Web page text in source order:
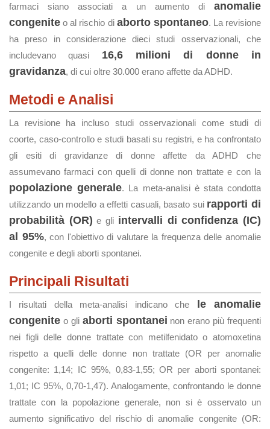
farmaci siano associati a un aumento di anomalie
congenite o al rischio di aborto spontaneo. La revisione
ha preso in considerazione dieci studi osservazionali, che
includevano quasi 16,6 milioni di donne in
gravidanza, di cui oltre 30.000 erano affette da ADHD.
Metodi e Analisi
La revisione ha incluso studi osservazionali come studi di
coorte, caso-controllo e studi basati su registri, e ha confrontato
gli esiti di gravidanze di donne affette da ADHD che
assumevano farmaci con quelli di donne non trattate e con la
popolazione generale. La meta-analisi è stata condotta
utilizzando un modello a effetti casuali, basato sui rapporti di
probabilità (OR) e gli intervalli di confidenza (IC)
al 95%, con l'obiettivo di valutare la frequenza delle anomalie
congenite e degli aborti spontanei.
Principali Risultati
I risultati della meta-analisi indicano che
le anomalie
congenite o gli aborti spontanei non erano più frequenti
nei figli delle donne trattate con metilfenidato o atomoxetina
rispetto a quelli delle donne non trattate (OR per anomalie
congenite: 1,14; IC 95%, 0,83-1,55; OR per aborti spontanei:
1,01; IC 95%, 0,70-1,47). Analogamente, confrontando le donne
trattate con la popolazione generale, non si è osservato un
aumento significativo del rischio di anomalie congenite (OR: